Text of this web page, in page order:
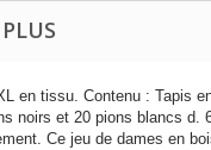
en tissu. Contenu : Tapis
noirs et 20 pions blancs d.
Ce jeu de dames en